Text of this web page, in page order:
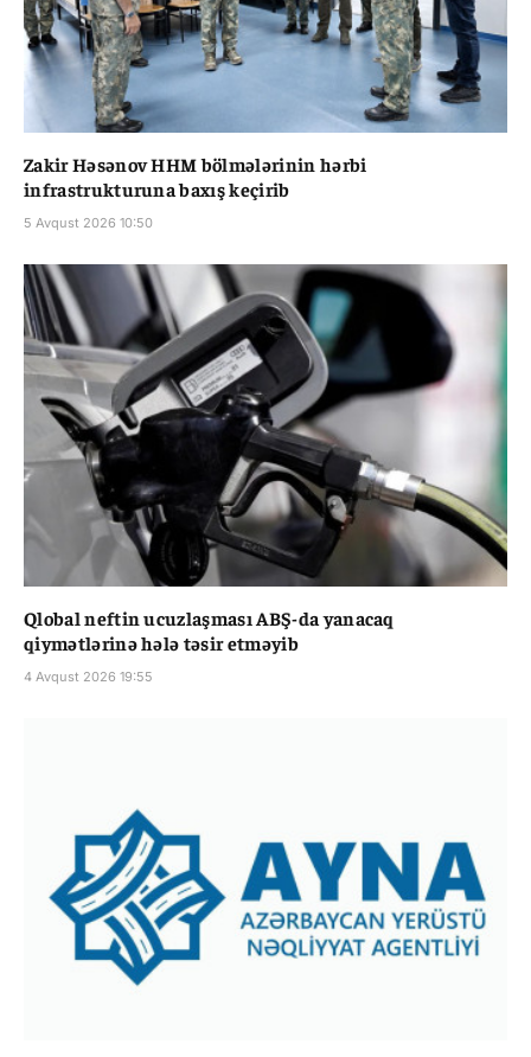
Zakir Həsənov HHM bölmələrinin hərbi
infrastrukturuna baxış keçirib
5 Avqust 2026 10:50
Qlobal neftin ucuzlaşması ABŞ-da yanacaq
qiymətlərinə hələ təsir etməyib
4 Avqust 2026 19:55